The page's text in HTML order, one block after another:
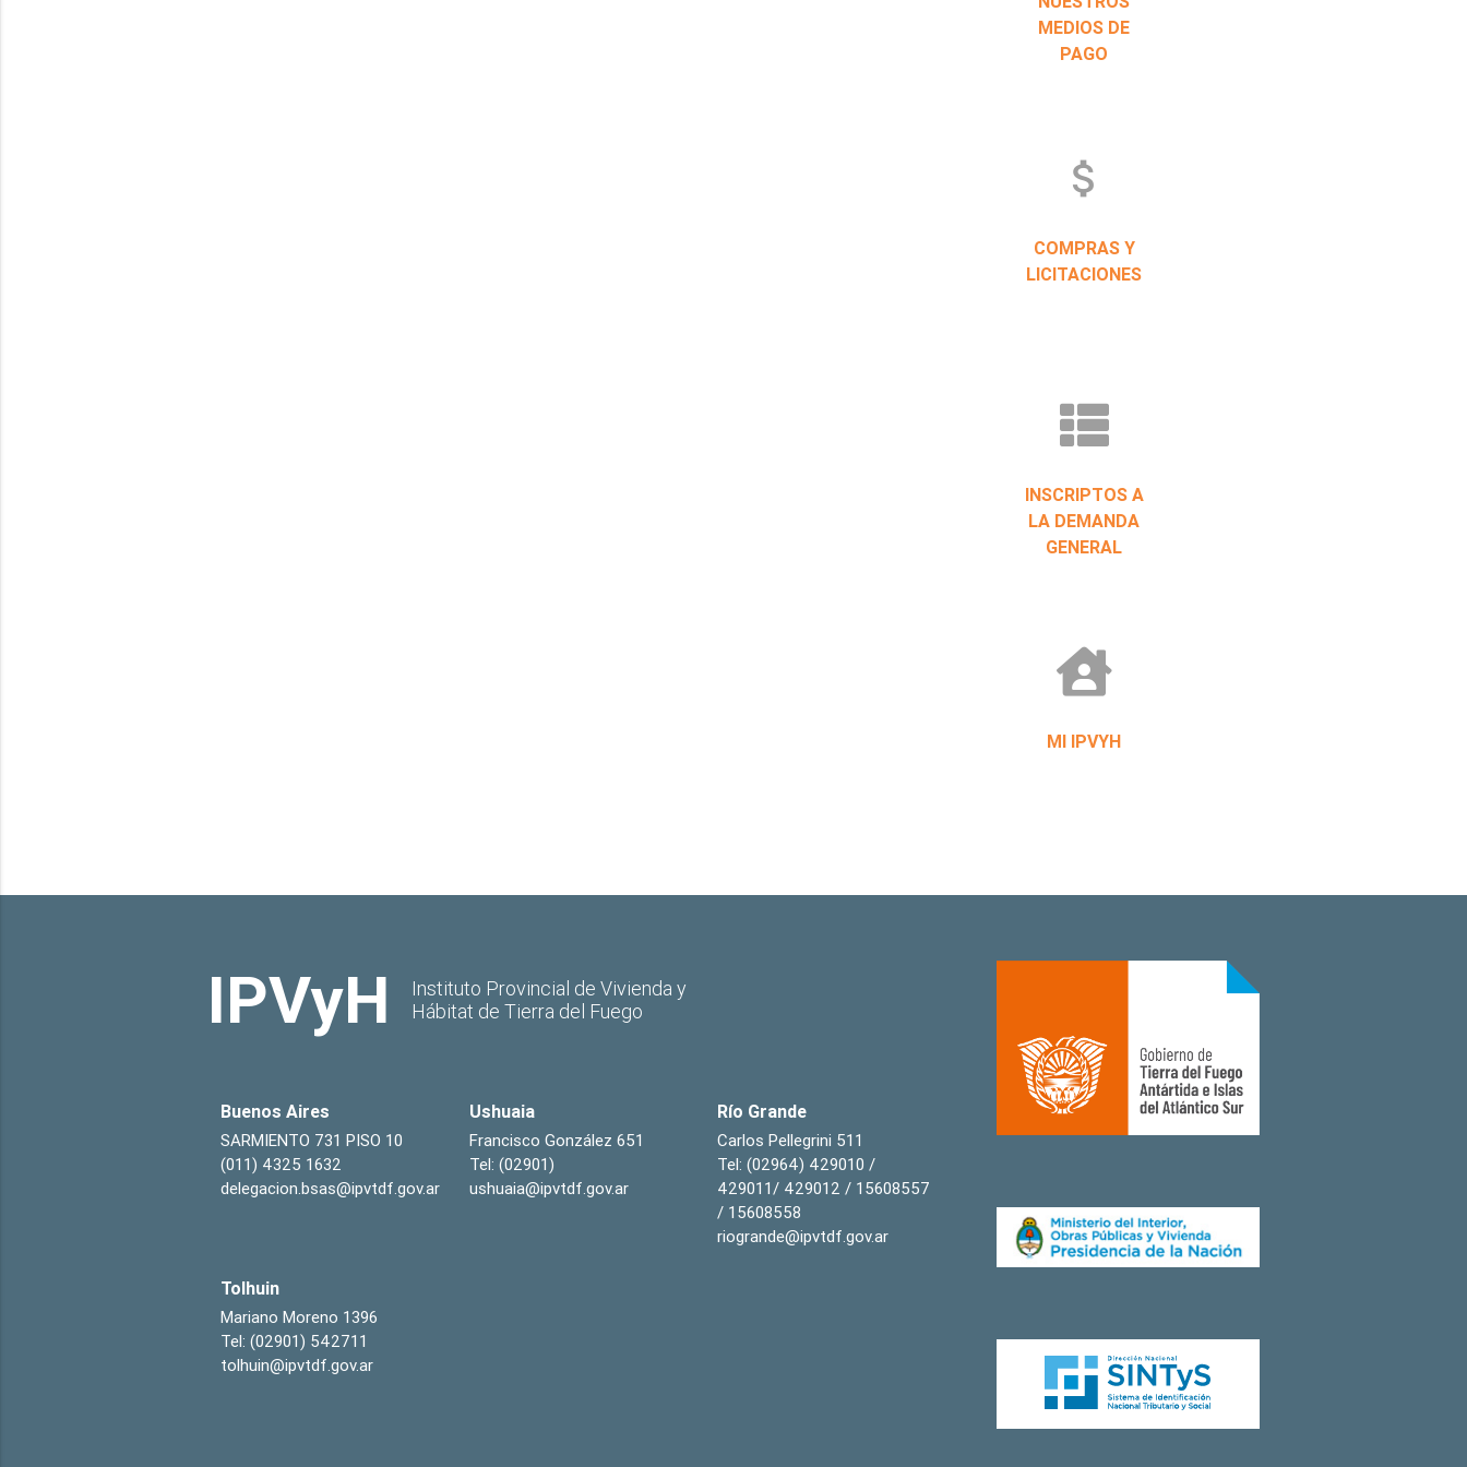
MEDIOS DE
PAGO
attach_money
COMPRAS Y
LICITACIONES
INSCRIPTOS A
LA DEMANDA
GENERAL
MI IPVYH
IPVyH
Instituto Provincial de Vivienda y
Hábitat de Tierra del Fuego
Buenos Aires
SARMIENTO 731 PISO 10
(011) 4325 1632
delegacion.bsas@ipvtdf.gov.ar
Ushuaia
Francisco González 651
Tel: (02901)
ushuaia@ipvtdf.gov.ar
Río Grande
Carlos Pellegrini 511
Tel: (02964) 429010 /
429011/ 429012 / 15608557
/ 15608558
riogrande@ipvtdf.gov.ar
Tolhuin
Mariano Moreno 1396
Tel: (02901) 542711
tolhuin@ipvtdf.gov.ar